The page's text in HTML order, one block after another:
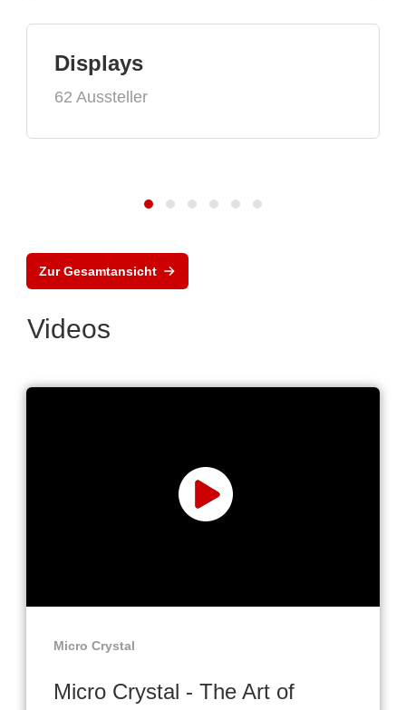
Displays
62 Aussteller
Zur Gesamtansicht
Videos
Micro Crystal
Micro Crystal - The Art of